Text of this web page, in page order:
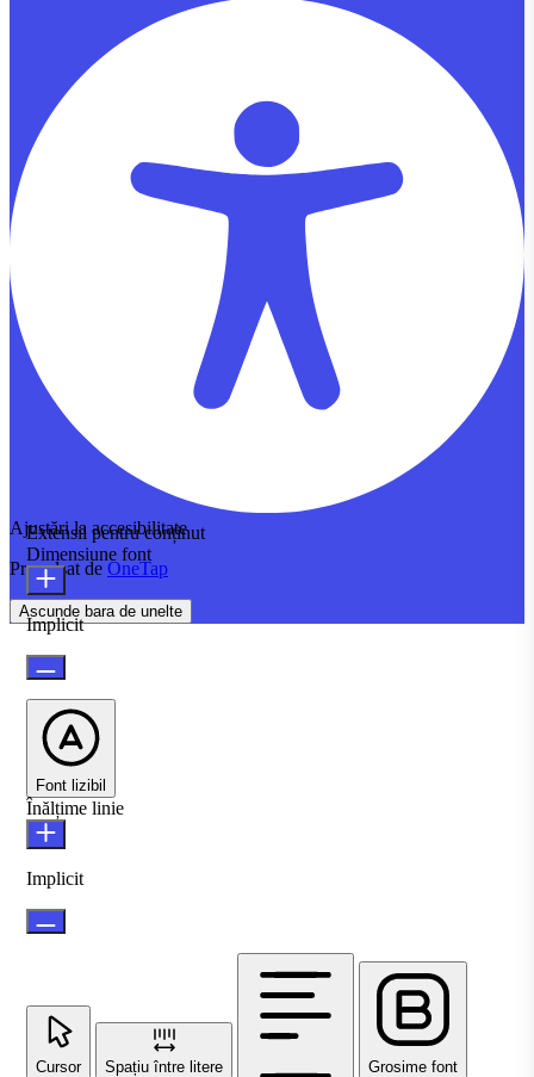
Ajustări la accesibilitate
Propulsat de OneTap
Ascunde bara de unelte
Extensii pentru conținut
Dimensiune font
Implicit
Font lizibil
Înălțime linie
Implicit
Cursor Spațiu între litere Grosime font